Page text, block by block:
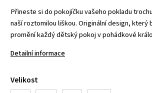
Přineste si do pokojíčku vašeho pokladu
naší roztomilou liškou. Originální design, který
promění každý dětský pokoj v pohádkové
Detailní informace
Velikost